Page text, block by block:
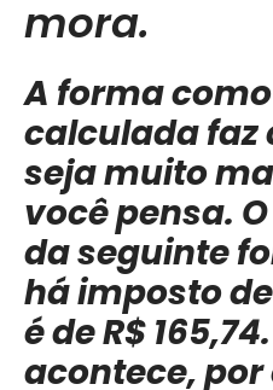
mora.
A forma
calculada faz
seja muito
você pensa.
da seguinte
há imposto
é de R$
acontece,